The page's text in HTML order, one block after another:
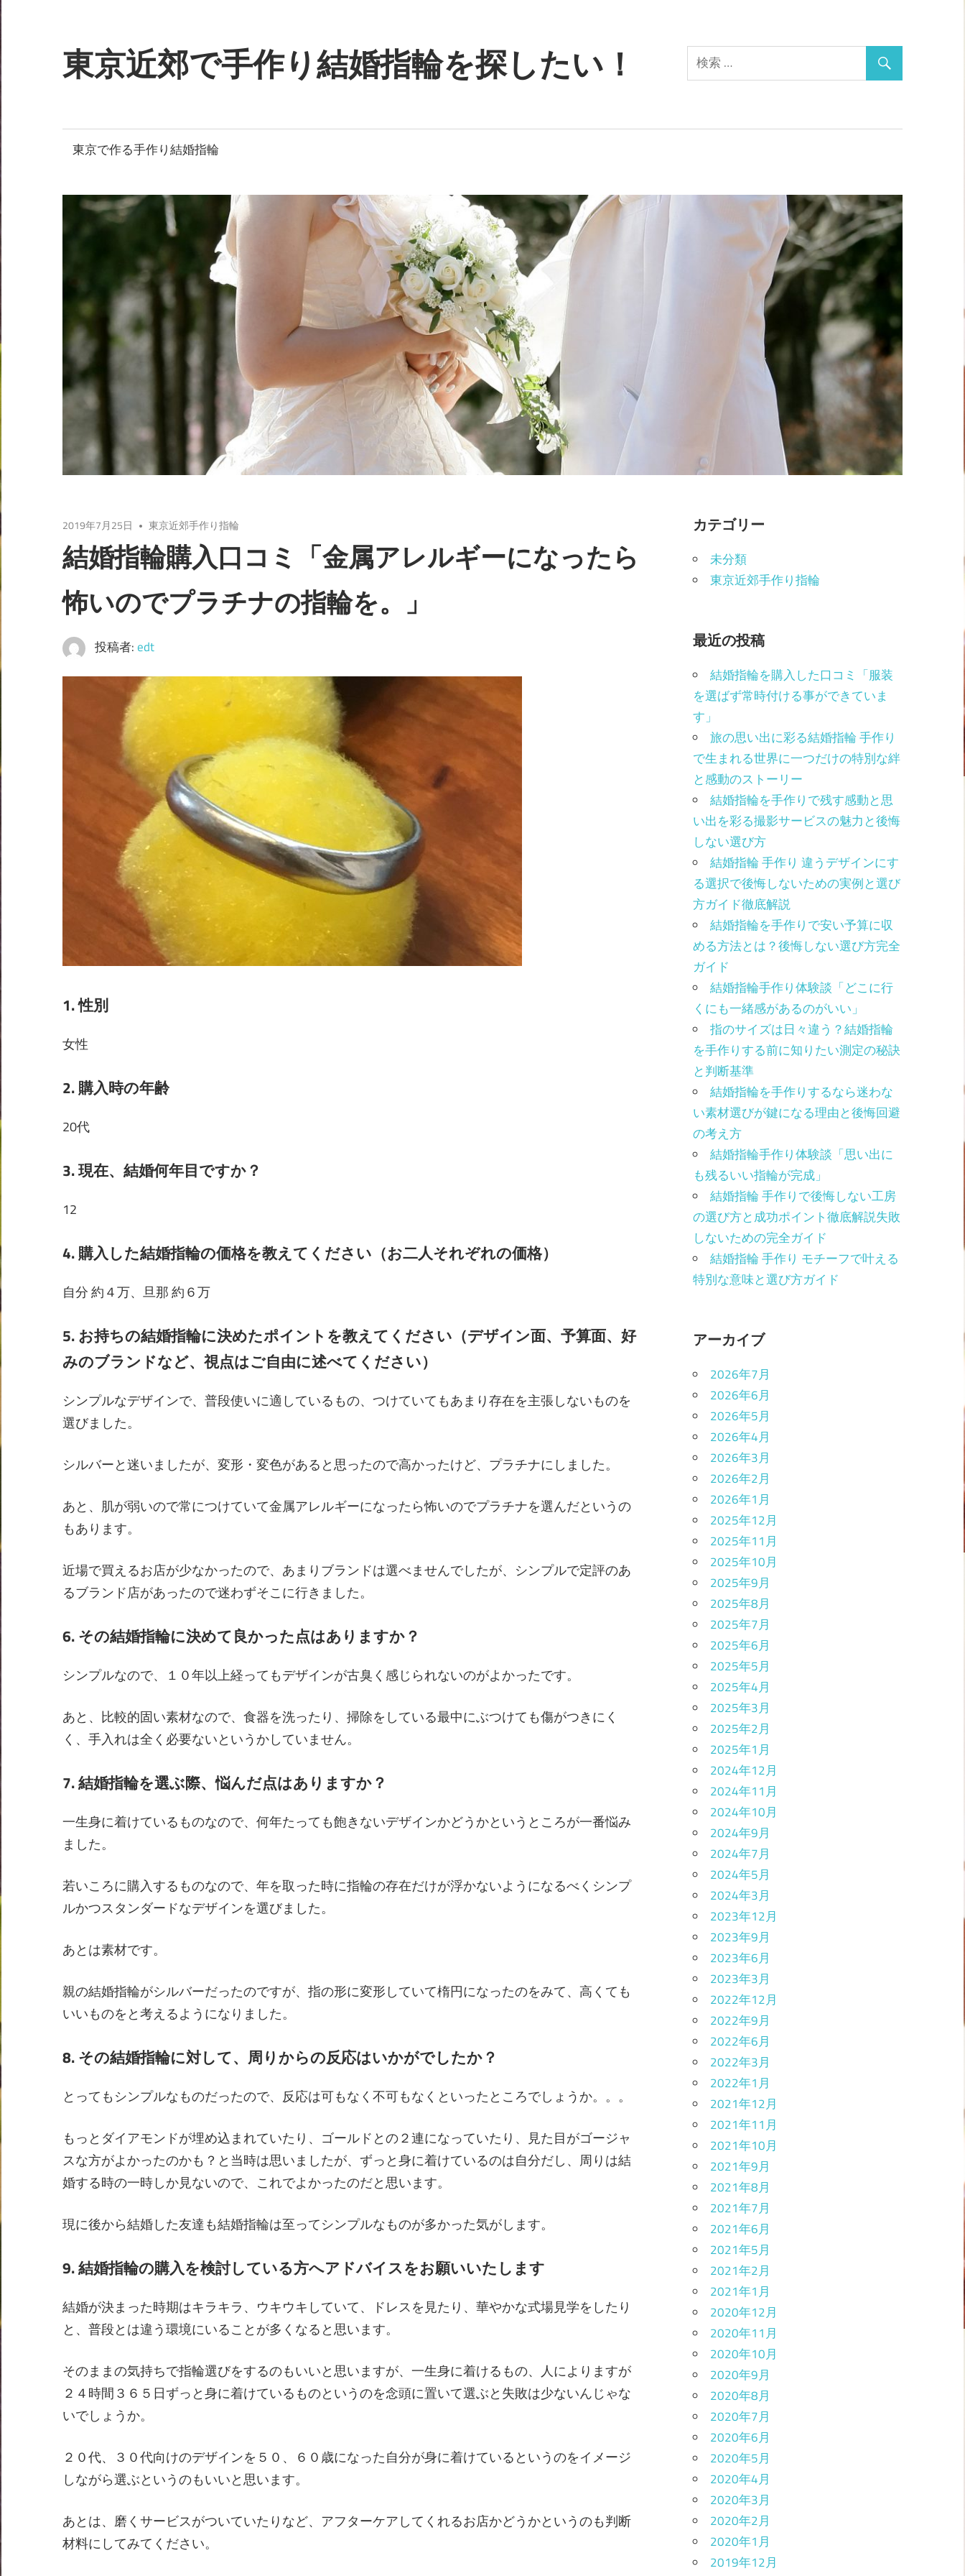
テ
ン
ス
キ
プ
東京近郊で手作り結婚指輪を探したい！
WordPress
site
東京で作る手作り結婚指輪
2019年7月25日 東京近郊手作り指輪
結婚指輪購入口コミ「金属アレルギーになったら
怖いのでプラチナの指輪を。」
投稿者:edt
1. 性別
女性
2. 購入時の年齢
20代
3. 現在、結婚何年目ですか？
12
4. 購入した結婚指輪の価格を教えてください（お二人それぞれの価格）
自分 約４万、旦那 約６万
5. お持ちの結婚指輪に決めたポイントを教えてください（デザイン面、予算面、好
みのブランドなど、視点はご自由に述べてください）
シンプルなデザインで、普段使いに適しているもの、つけていてもあまり存在を主張しないものを
選びました。
シルバーと迷いましたが、変形・変色があると思ったので高かったけど、プラチナにしました。
あと、肌が弱いので常につけていて金属アレルギーになったら怖いのでプラチナを選んだというの
もあります。
近場で買えるお店が少なかったので、あまりブランドは選べませんでしたが、シンプルで定評のあ
るブランド店があったので迷わずそこに行きました。
6. その結婚指輪に決めて良かった点はありますか？
シンプルなので、１０年以上経ってもデザインが古臭く感じられないのがよかったです。
あと、比較的固い素材なので、食器を洗ったり、掃除をしている最中にぶつけても傷がつきにく
く、手入れは全く必要ないというかしていません。
7. 結婚指輪を選ぶ際、悩んだ点はありますか？
一生身に着けているものなので、何年たっても飽きないデザインかどうかというところが一番悩み
ました。
若いころに購入するものなので、年を取った時に指輪の存在だけが浮かないようになるべくシンプ
ルかつスタンダードなデザインを選びました。
あとは素材です。
親の結婚指輪がシルバーだったのですが、指の形に変形していて楕円になったのをみて、高くても
いいものをと考えるようになりました。
8. その結婚指輪に対して、周りからの反応はいかがでしたか？
とってもシンプルなものだったので、反応は可もなく不可もなくといったところでしょうか。。。
もっとダイアモンドが埋め込まれていたり、ゴールドとの２連になっていたり、見た目がゴージャ
スな方がよかったのかも？と当時は思いましたが、ずっと身に着けているのは自分だし、周りは結
婚する時の一時しか見ないので、これでよかったのだと思います。
現に後から結婚した友達も結婚指輪は至ってシンプルなものが多かった気がします。
9. 結婚指輪の購入を検討している方へアドバイスをお願いいたします
結婚が決まった時期はキラキラ、ウキウキしていて、ドレスを見たり、華やかな式場見学をしたり
と、普段とは違う環境にいることが多くなると思います。
そのままの気持ちで指輪選びをするのもいいと思いますが、一生身に着けるもの、人によりますが
２４時間３６５日ずっと身に着けているものというのを念頭に置いて選ぶと失敗は少ないんじゃな
いでしょうか。
２０代、３０代向けのデザインを５０、６０歳になった自分が身に着けているというのをイメージ
しながら選ぶというのもいいと思います。
あとは、磨くサービスがついていたりなど、アフターケアしてくれるお店かどうかというのも判断
材料にしてみてください。
カテゴリー
未分類
東京近郊手作り指輪
最近の投稿
結婚指輪を購入した口コミ「服装
を選ばず常時付ける事ができていま
す」
旅の思い出に彩る結婚指輪 手作り
で生まれる世界に一つだけの特別な絆
と感動のストーリー
結婚指輪を手作りで残す感動と思
い出を彩る撮影サービスの魅力と後悔
しない選び方
結婚指輪 手作り 違うデザインにす
る選択で後悔しないための実例と選び
方ガイド徹底解説
結婚指輪を手作りで安い予算に収
める方法とは？後悔しない選び方完全
ガイド
結婚指輪手作り体験談「どこに行
くにも一緒感があるのがいい」
指のサイズは日々違う？結婚指輪
を手作りする前に知りたい測定の秘訣
と判断基準
結婚指輪を手作りするなら迷わな
い素材選びが鍵になる理由と後悔回避
の考え方
結婚指輪手作り体験談「思い出に
も残るいい指輪が完成」
結婚指輪 手作りで後悔しない工房
の選び方と成功ポイント徹底解説失敗
しないための完全ガイド
結婚指輪 手作り モチーフで叶える
特別な意味と選び方ガイド
アーカイブ
2026年7月
2026年6月
2026年5月
2026年4月
2026年3月
2026年2月
2026年1月
2025年12月
2025年11月
2025年10月
2025年9月
2025年8月
2025年7月
2025年6月
2025年5月
2025年4月
2025年3月
2025年2月
2025年1月
2024年12月
2024年11月
2024年10月
2024年9月
2024年7月
2024年5月
2024年3月
2023年12月
2023年9月
2023年6月
2023年3月
2022年12月
2022年9月
2022年6月
2022年3月
2022年1月
2021年12月
2021年11月
2021年10月
2021年9月
2021年8月
2021年7月
2021年6月
2021年5月
2021年2月
2021年1月
2020年12月
2020年11月
2020年10月
2020年9月
2020年8月
2020年7月
2020年6月
2020年5月
2020年4月
2020年3月
2020年2月
2020年1月
2019年12月